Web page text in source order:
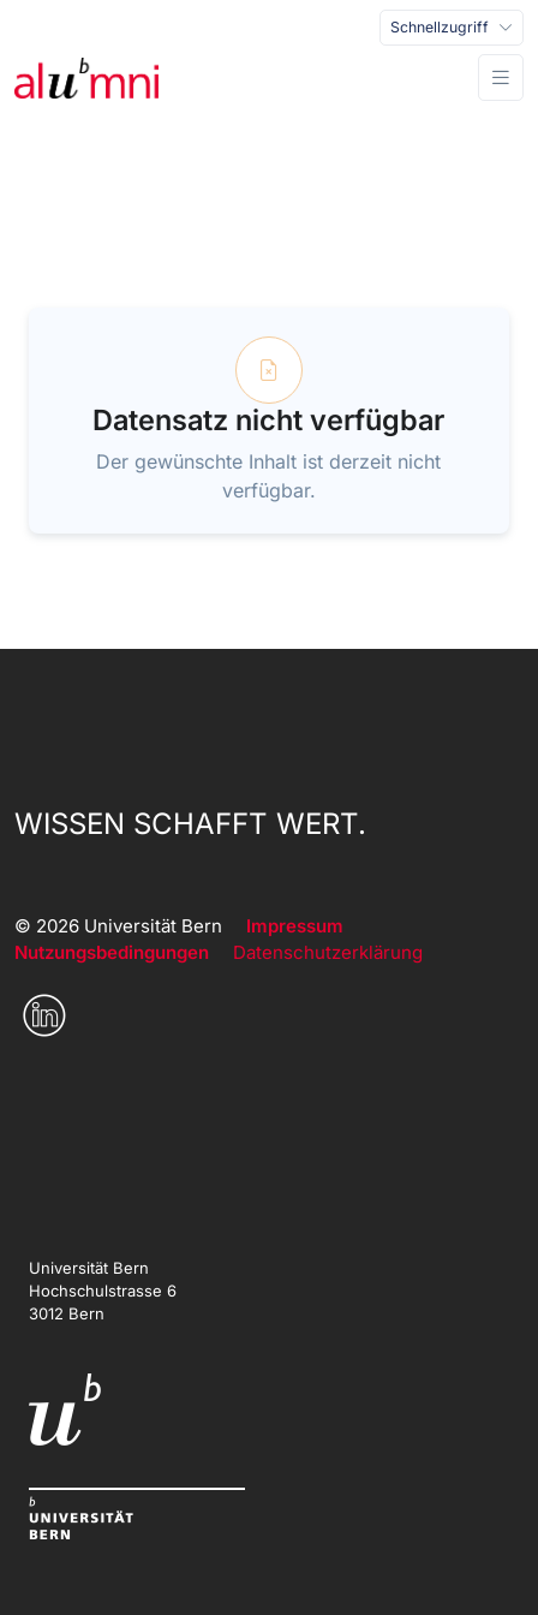
Schnellzugriff
Datensatz nicht verfügbar
Der gewünschte Inhalt ist derzeit nicht
verfügbar.
WISSEN SCHAFFT WERT.
© 2026 Universität Bern Impressum
Nutzungsbedingungen
Datenschutzerklärung
Universität Bern
Hochschulstrasse 6
3012 Bern